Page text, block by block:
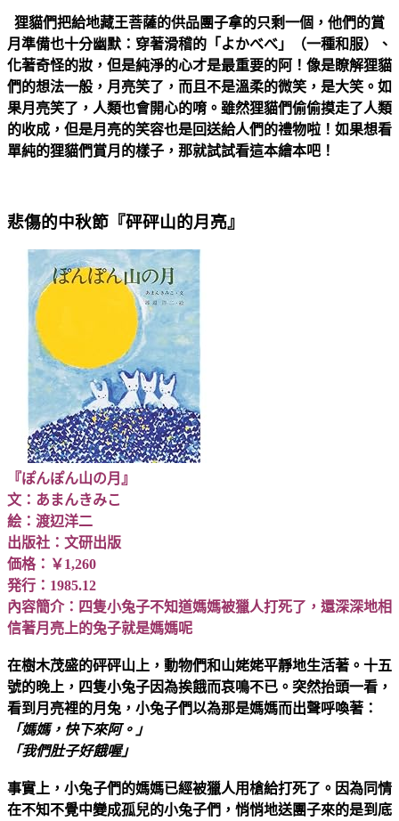
狸貓們把給地藏王菩薩的供品團子拿的只剩一個，他們的賞
月準備也十分幽默：穿著滑稽的「よかべべ」（一種和服）、
化著奇怪的妝，但是純淨的心才是最重要的阿！像是瞭解狸貓
們的想法一般，月亮笑了，而且不是溫柔的微笑，是大笑。如
果月亮笑了，人類也會開心的唷。雖然狸貓們偷偷摸走了人類
的收成，但是月亮的笑容也是回送給人們的禮物啦！如果想看
單純的狸貓們賞月的樣子，那就試試看這本繪本吧！
悲傷的中秋節『砰砰山的月亮』
『ぽんぽん山の月』
文：あまんきみこ
絵：渡辺洋二
出版社：文研出版
価格：￥1,260
発行：1985.12
內容簡介：四隻小兔子不知道媽媽被獵人打死了，還深深地相
信著月亮上的兔子就是媽媽呢
在樹木茂盛的砰砰山上，動物們和山姥姥平靜地生活著。十五
號的晚上，四隻小兔子因為挨餓而哀鳴不已。突然抬頭一看，
看到月亮裡的月兔，小兔子們以為那是媽媽而出聲呼喚著：
「媽媽，快下來阿。」
「我們肚子好餓喔」
事實上，小兔子們的媽媽已經被獵人用槍給打死了。因為同情
在不知不覺中變成孤兒的小兔子們，悄悄地送團子來的是到底